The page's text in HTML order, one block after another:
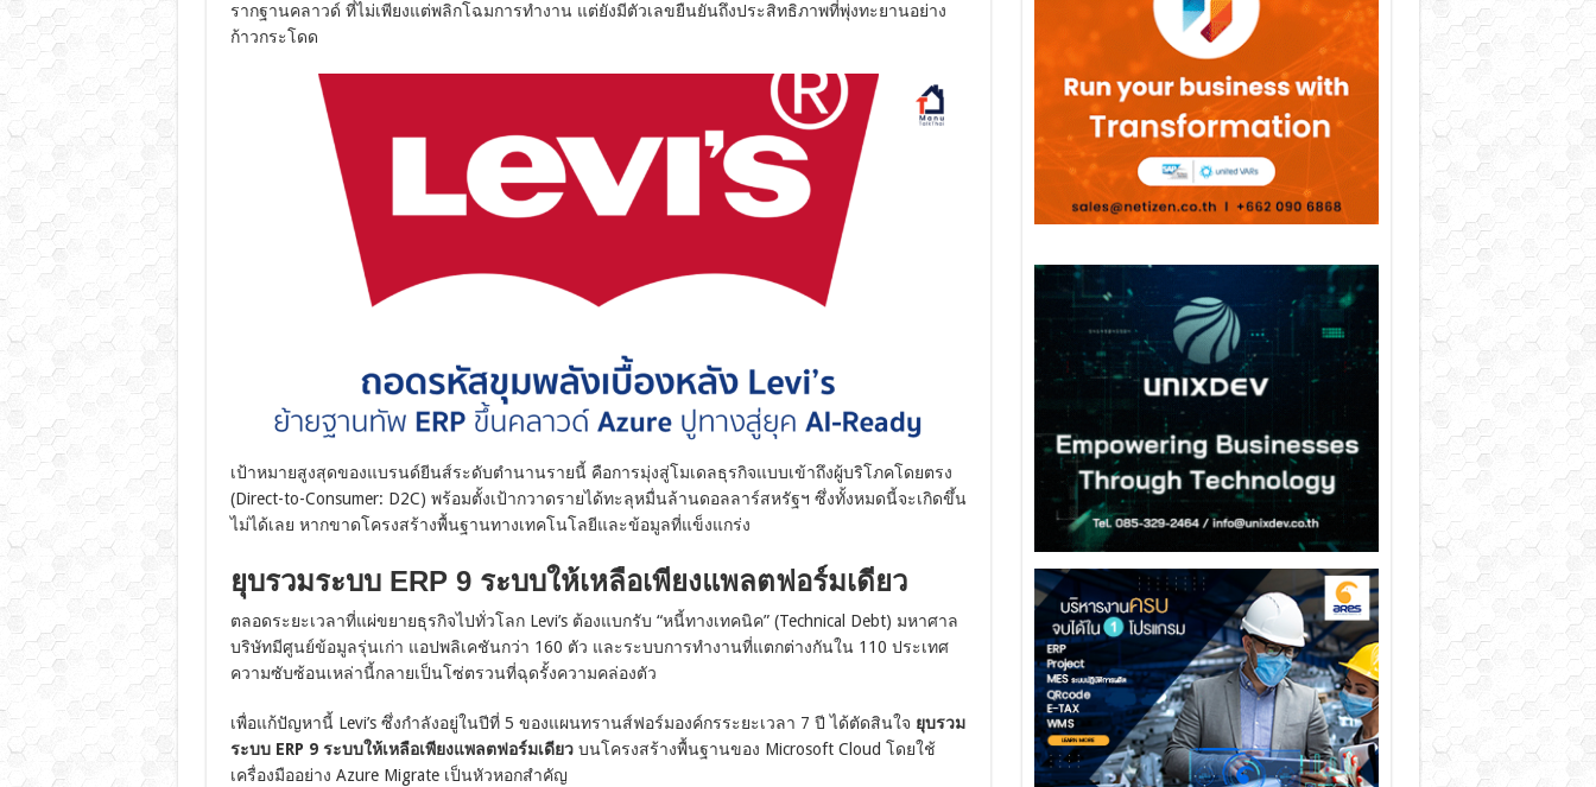
รากฐานคลาวด์ ที่ไม่เพียงแต่พลิกโฉมการทำงาน แต่ยังมีตัวเลขยืนยันถึงประสิทธิภาพที่พุ่งทะยานอย่าง
ก้าวกระโดด
เป้าหมายสูงสุดของแบรนด์ยีนส์ระดับตำนานรายนี้ คือการมุ่งสู่โมเดลธุรกิจแบบเข้าถึงผู้บริโภคโดยตรง
(Direct-to-Consumer: D2C) พร้อมตั้งเป้ากวาดรายได้ทะลุหมื่นล้านดอลลาร์สหรัฐฯ ซึ่งทั้งหมดนี้จะเกิดขึ้น
ไม่ได้เลย หากขาดโครงสร้างพื้นฐานทางเทคโนโลยีและข้อมูลที่แข็งแกร่ง
ยุบรวมระบบ ERP 9 ระบบให้เหลือเพียงแพลตฟอร์มเดียว
ตลอดระยะเวลาที่แผ่ขยายธุรกิจไปทั่วโลก Levi’s ต้องแบกรับ “หนี้ทางเทคนิค” (Technical Debt) มหาศาล
บริษัทมีศูนย์ข้อมูลรุ่นเก่า แอปพลิเคชันกว่า 160 ตัว และระบบการทำงานที่แตกต่างกันใน 110 ประเทศ
ความซับซ้อนเหล่านี้กลายเป็นโซ่ตรวนที่ฉุดรั้งความคล่องตัว
เพื่อแก้ปัญหานี้ Levi’s ซึ่งกำลังอยู่ในปีที่ 5 ของแผนทรานส์ฟอร์มองค์กรระยะเวลา 7 ปี ได้ตัดสินใจ ยุบรวม
ระบบ ERP 9 ระบบให้เหลือเพียงแพลตฟอร์มเดียวบนโครงสร้างพื้นฐานของ Microsoft Cloud โดยใช้
เครื่องมืออย่าง Azure Migrate เป็นหัวหอกสำคัญ